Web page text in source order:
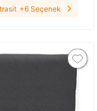
+6 Seçenek